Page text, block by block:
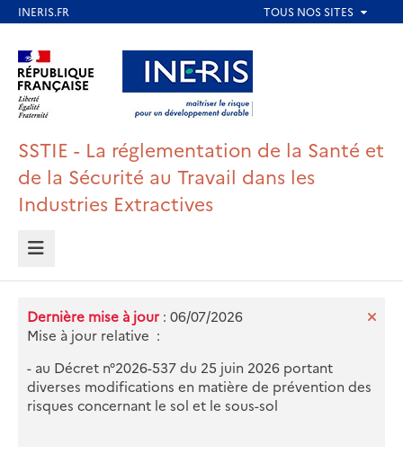
contenu
principal
Aller au contenu Aller au menu
Aller au pied de page
SSTIE - La réglementation de la Santé et
de la Sécurité au Travail dans les
Industries Extractives
MENU
Dernière mise à jour : 06/07/2026
Mise à jour relative :
- au Décret n°2026-537 du 25 juin 2026 portant
diverses modifications en matière de prévention des
risques concernant le sol et le sous-sol